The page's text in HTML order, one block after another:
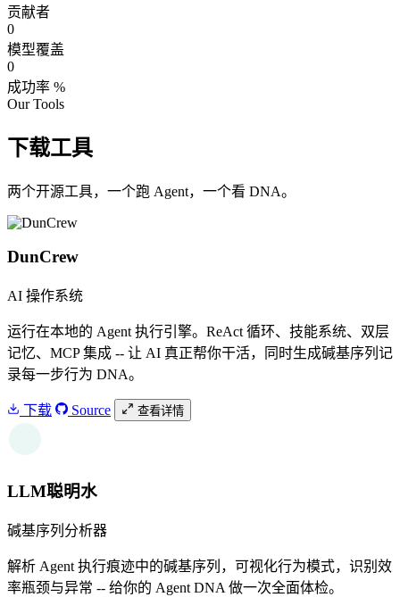
贡献者
0
模型覆盖
0
成功率 %
Our Tools
下载工具
两个开源工具，一个跑 Agent，一个看 DNA。
DunCrew
AI 操作系统
运行在本地的 Agent 执行引擎。ReAct 循环、技能系统、双层
记忆、MCP 集成 -- 让 AI 真正帮你干活，同时生成碱基序列记
录每一步行为 DNA。
下载 Source 查看详情
LLM聪明水
碱基序列分析器
解析 Agent 执行痕迹中的碱基序列，可视化行为模式，识别效
率瓶颈与异常 -- 给你的 Agent DNA 做一次全面体检。